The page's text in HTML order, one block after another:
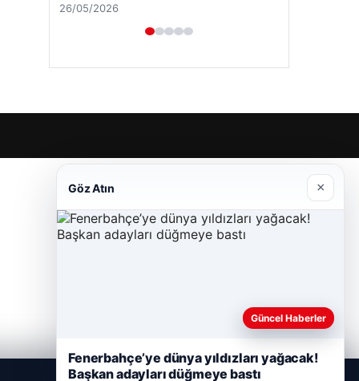
26/05/2026
Göz Atın ×
Güncel Haberler
Fenerbahçe’ye dünya yıldızları yağacak!
Başkan adayları düğmeye bastı